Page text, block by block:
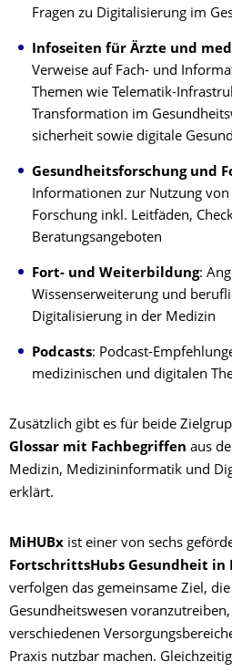
Fragen zu Digitalisierung im
Infoseiten für Ärzte und
Verweise auf Fach- und
Themen wie Telematik-
Transformation im
sicherheit sowie digitale
Gesundheitsforschung und
Informationen zur Nutzung
Forschung inkl. Leitfäden,
Beratungsangeboten
Fort- und Weiterbildung:
Wissenserweiterung und
Digitalisierung in der Medizin
Podcasts: Podcast-
medizinischen und digitalen
Zusätzlich gibt es für beide
Glossar mit Fachbegriffen aus
Medizin, Medizininformatik und
erklärt.
MiHUBx ist einer von sechs
FortschrittsHubs Gesundheit in
verfolgen das gemeinsame Ziel,
Gesundheitswesen
verschiedenen
Praxis nutzbar machen.